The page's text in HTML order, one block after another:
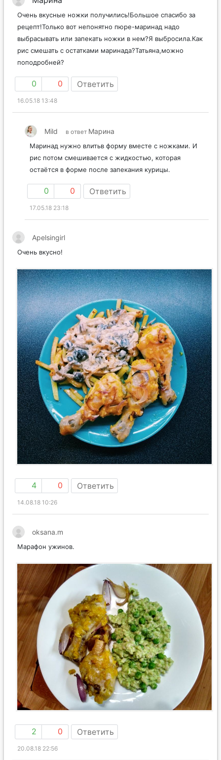
Очень вкусные ножки получились!Большое спасибо за
рецепт!Только вот непонятно пюре-маринад надо
выбрасывать или запекать ножки в нем?Я выбросила.Как
рис смешать с остатками маринада?Татьяна,можно
поподробней?
0 0 Ответить
16.05.18 13:48
Mild в ответ Марина
Маринад нужно влитьв форму вместе с ножками. И
рис потом смешивается с жидкостью, которая
остаётся в форме после запекания курицы.
0 0 Ответить
17.05.18 23:18
Apelsingirl
Очень вкусно!
4 0 Ответить
14.08.18 10:26
oksana.m
Марафон ужинов.
2 0 Ответить
20.08.18 22:56